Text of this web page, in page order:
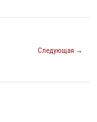
Следующая →